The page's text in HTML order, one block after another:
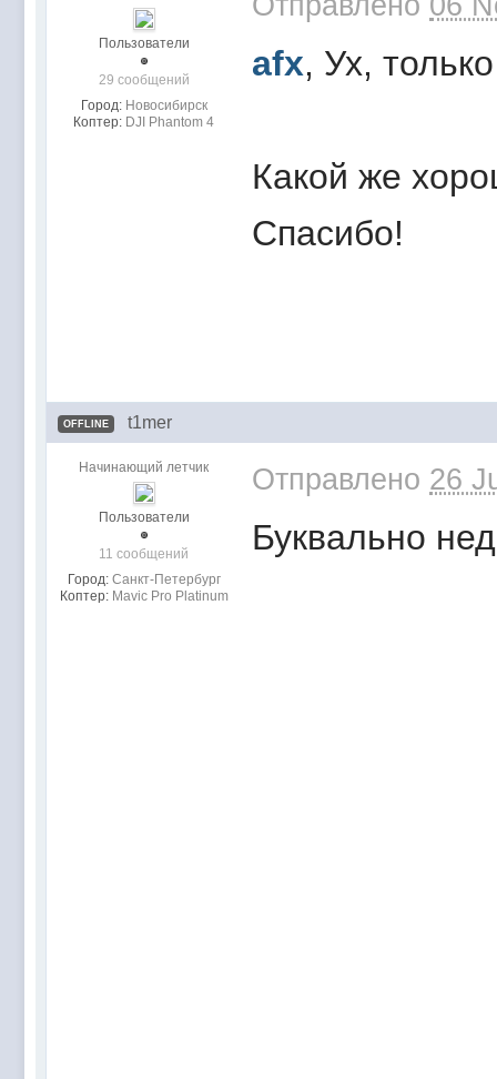
Пользователи
29 сообщений
Город: Новосибирск
Коптер: DJI Phantom 4
afx, Ух,
Какой же
Спасибо!
OFFLINE t1mer
Начинающий летчик
Пользователи
11 сообщений
Город: Санкт-Петербург
Коптер: Mavic Pro Platinum
Отправлено 26
Буквально